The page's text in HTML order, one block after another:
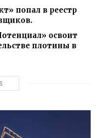
попал в реестр
освоит
плотины в